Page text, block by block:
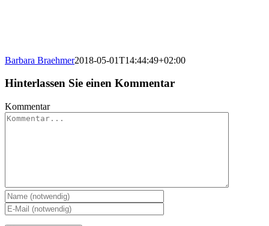
Barbara Braehmer2018-05-01T14:44:49+02:00
Hinterlassen Sie einen Kommentar
Kommentar